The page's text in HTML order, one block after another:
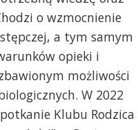
-
Goście Fonosfery
Bogusława
o wzmocnienie
a tym samym
opieki i
możliwości
W 2022
Klubu Rodzica